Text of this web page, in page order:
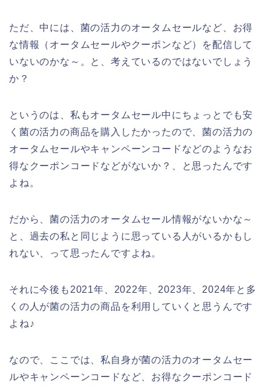
ただ、中には、菌の活力のオータムセールなど、お得
な情報（オータムセールやクーポンなど）を配信して
いないのかな～。と、考えているのではないでしょう
か？
というのは、私もオータムセール中にちょっとでも安
く菌の活力の商品を購入したかったので、菌の活力の
オータムセールやキャンペーンコードなどのようなお
得なクーポンコードなどがないか？、と思ったんです
よね。
だから、菌の活力のオータムセール情報がないかな～
と、過去の私と同じように思っている人がいるかもし
れない、って思ったんですよね。
それに今後も2021年、2022年、2023年、2024年と多
くの人が菌の活力の商品を利用していくと思うんです
よね♪
なので、ここでは、私自身が菌の活力のオータムセー
ルやキャンペーンコードなど、お得なクーポンコード